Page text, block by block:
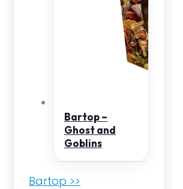
Bartop –
Ghost and
Goblins
Bartop >>